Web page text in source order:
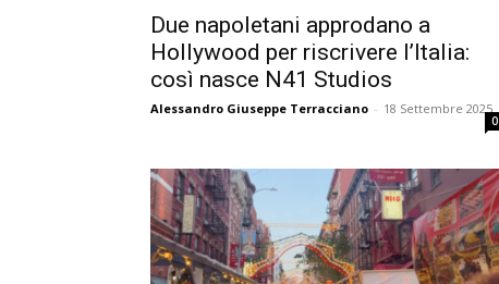
Due napoletani approdano a
Hollywood per riscrivere l’Italia:
così nasce N41 Studios
Alessandro Giuseppe Terracciano - 18 Settembre 2025
0